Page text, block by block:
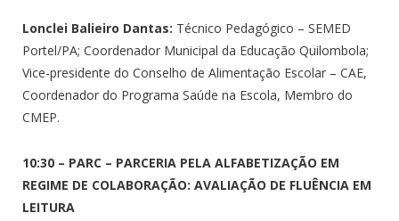
Lonclei Balieiro Dantas: Técnico Pedagógico – SEMED
Portel/PA; Coordenador Municipal da Educação Quilombola;
Vice-presidente do Conselho de Alimentação Escolar – CAE,
Coordenador do Programa Saúde na Escola, Membro do
CMEP.
10:30 – PARC – PARCERIA PELA ALFABETIZAÇÃO EM
REGIME DE COLABORAÇÃO: AVALIAÇÃO DE FLUÊNCIA EM
LEITURA